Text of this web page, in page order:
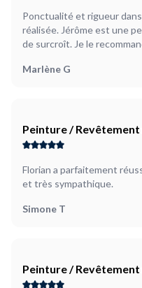
Ponctualité et rigueur
réalisée. Jérôme est une
de surcroît. Je le
Marlène G
Peinture /
Florian a parfaitement
et très sympathique.
Simone T
Peinture /